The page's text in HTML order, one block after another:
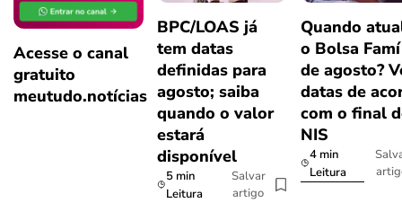
Acesse o canal
gratuito
meutudo.notícias
BPC/LOAS já
tem datas
definidas para
agosto; saiba
quando o valor
estará
disponível
5 min
Leitura
Salvar
artigo
Quando
o Bolsa
de agosto?
datas de
com o final
NIS
4 min
Leitura